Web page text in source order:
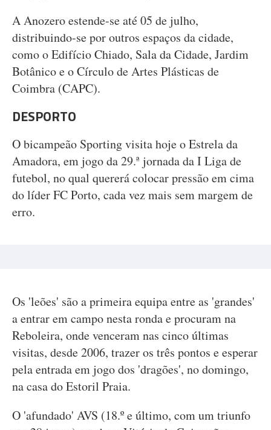
A Anozero estende-se até 05 de julho,
distribuindo-se por outros espaços da cidade,
como o Edifício Chiado, Sala da Cidade, Jardim
Botânico e o Círculo de Artes Plásticas de
Coimbra (CAPC).
DESPORTO
O bicampeão Sporting visita hoje o Estrela da
Amadora, em jogo da 29.ª jornada da I Liga de
futebol, no qual quererá colocar pressão em cima
do líder FC Porto, cada vez mais sem margem de
erro.
Os 'leões' são a primeira equipa entre as 'grandes'
a entrar em campo nesta ronda e procuram na
Reboleira, onde venceram nas cinco últimas
visitas, desde 2006, trazer os três pontos e esperar
pela entrada em jogo dos 'dragões', no domingo,
na casa do Estoril Praia.
O 'afundado' AVS (18.º e último, com um triunfo